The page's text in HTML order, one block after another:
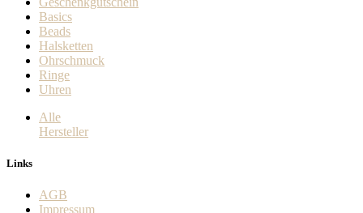
Basics
Beads
Halsketten
Ohrschmuck
Ringe
Uhren
Alle
Hersteller
Links
AGB
Impressum